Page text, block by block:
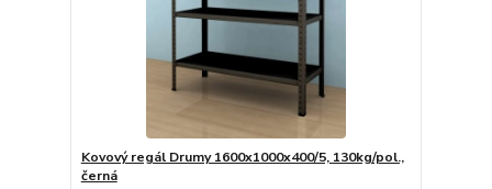
Kovový regál Drumy 1600x1000x400/5, 130kg/pol.,
černá